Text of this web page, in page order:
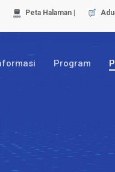
Peta Halaman |
Program